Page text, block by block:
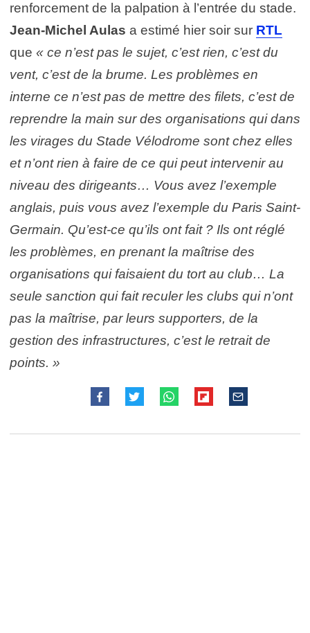
renforcement de la palpation à l’entrée du stade.
Jean-Michel Aulas a estimé hier soir sur RTL
que « ce n’est pas le sujet, c’est rien, c’est du
vent, c’est de la brume. Les problèmes en
interne ce n’est pas de mettre des filets, c’est de
reprendre la main sur des organisations qui dans
les virages du Stade Vélodrome sont chez elles
et n’ont rien à faire de ce qui peut intervenir au
niveau des dirigeants… Vous avez l’exemple
anglais, puis vous avez l’exemple du Paris Saint-
Germain. Qu’est-ce qu’ils ont fait ? Ils ont réglé
les problèmes, en prenant la maîtrise des
organisations qui faisaient du tort au club… La
seule sanction qui fait reculer les clubs qui n’ont
pas la maîtrise, par leurs supporters, de la
gestion des infrastructures, c’est le retrait de
points. »